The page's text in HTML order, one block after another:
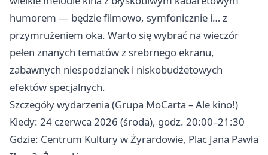
humorem — będzie filmowo, symfonicznie i… z
przymrużeniem oka. Warto się wybrać na wieczór
pełen znanych tematów z srebrnego ekranu,
zabawnych niespodzianek i niskobudżetowych
efektów specjalnych.
Szczegóły wydarzenia (Grupa MoCarta – Ale kino!)
Kiedy: 24 czerwca 2026 (środa), godz. 20:00–21:30
Gdzie: Centrum Kultury w Żyrardowie, Plac Jana Pawła